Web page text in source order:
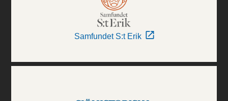
Samfundet S:t Erik